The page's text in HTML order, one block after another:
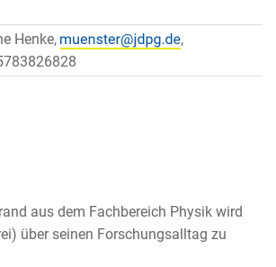
Henke,
,
aus dem Fachbereich Physik wird
über seinen Forschungsalltag zu